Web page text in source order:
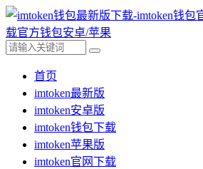
首页
imtoken最新版
imtoken安卓版
imtoken钱包下载
imtoken苹果版
imtoken官网下载